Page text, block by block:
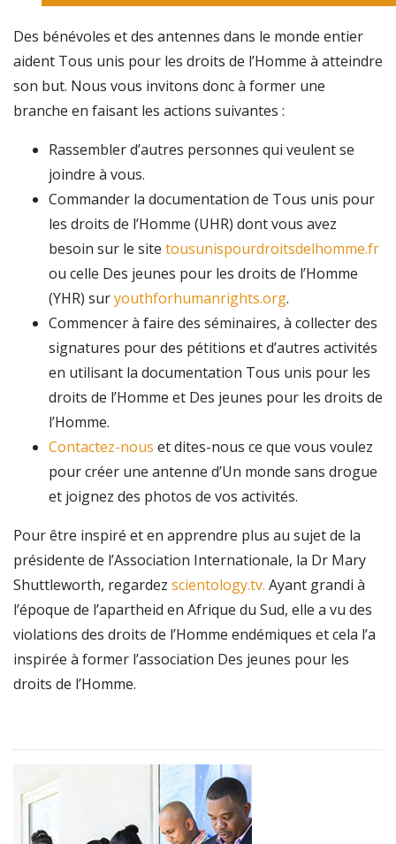
Des bénévoles et des antennes dans le monde entier
aident Tous unis pour les droits de l’Homme à atteindre
son but. Nous vous invitons donc à former une
branche en faisant les actions suivantes :
Rassembler d’autres personnes qui veulent se
joindre à vous.
Commander la documentation de Tous unis pour
les droits de l’Homme (UHR) dont vous avez
besoin sur le site tousunispourdroitsdelhomme.fr
ou celle Des jeunes pour les droits de l’Homme
(YHR) suryouthforhumanrights.org.
Commencer à faire des séminaires, à collecter des
signatures pour des pétitions et d’autres activités
en utilisant la documentation Tous unis pour les
droits de l’Homme et Des jeunes pour les droits de
l’Homme.
Contactez-nous et dites-nous ce que vous voulez
pour créer une antenne d’Un monde sans drogue
et joignez des photos de vos activités.
Pour être inspiré et en apprendre plus au sujet de la
présidente de l’Association Internationale, la Dr Mary
Shuttleworth, regardez scientology.tv. Ayant grandi à
l’époque de l’apartheid en Afrique du Sud, elle a vu des
violations des droits de l’Homme endémiques et cela l’a
inspirée à former l’association Des jeunes pour les
droits de l’Homme.